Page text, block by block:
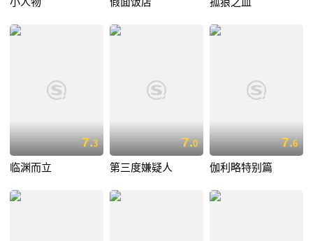
7.3
临渊而立
7.0
第三度嫌疑人
7.6
伽利略特别篇